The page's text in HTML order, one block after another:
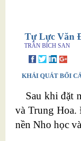
Tự Lực Văn
TRẦN BÍCH SAN
KHÁI QUÁT BỐI
Sau khi đặt
và Trung Hoa.
nền Nho học